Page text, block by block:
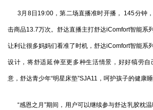
3月8日19:00，第二场直播准时开播， 145分钟
击商品13.7万次。舒达直播主打舒达iComfort智能系
让利让很多妈妈们看准了时机，舒达iComfort智能系
设计，将舒适延伸至更多种生活情景，好好犒劳
意，舒达青少年“明星床垫”SJA11，呵护孩子的健康睡
“感恩之月”期间，用户可以继续参与舒达乳胶枕